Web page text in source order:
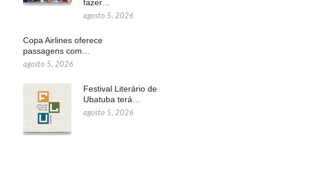
fazer…
agosto 5, 2026
Copa Airlines oferece
passagens com…
agosto 5, 2026
Festival Literário de
Ubatuba terá…
agosto 5, 2026